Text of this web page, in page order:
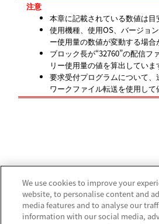
注意
本章に記載されている数値は目
使用機種、使用OS、バージョ
ー使用量の数値が変動する場合
ブロック長が“32760”の配信フ
リー使用量の値を算出していま
要求受付プログラムについて
ワークファイル転送を使用して
We use cookies to improve your
website, to personalise content and
media features and to analyse our
information with our social media,